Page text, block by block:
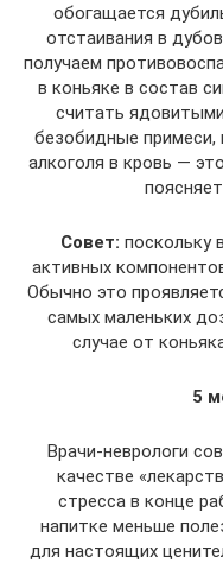
обогащается
отстаивания в
получаем
в коньяке в состав
считать
безобидные
алкоголя в кровь —
Совет: поскольку
активных
Обычно это
самых маленьких
случае от
5
Врачи-неврологи
качестве
стресса в конце
напитке меньше
для настоящих